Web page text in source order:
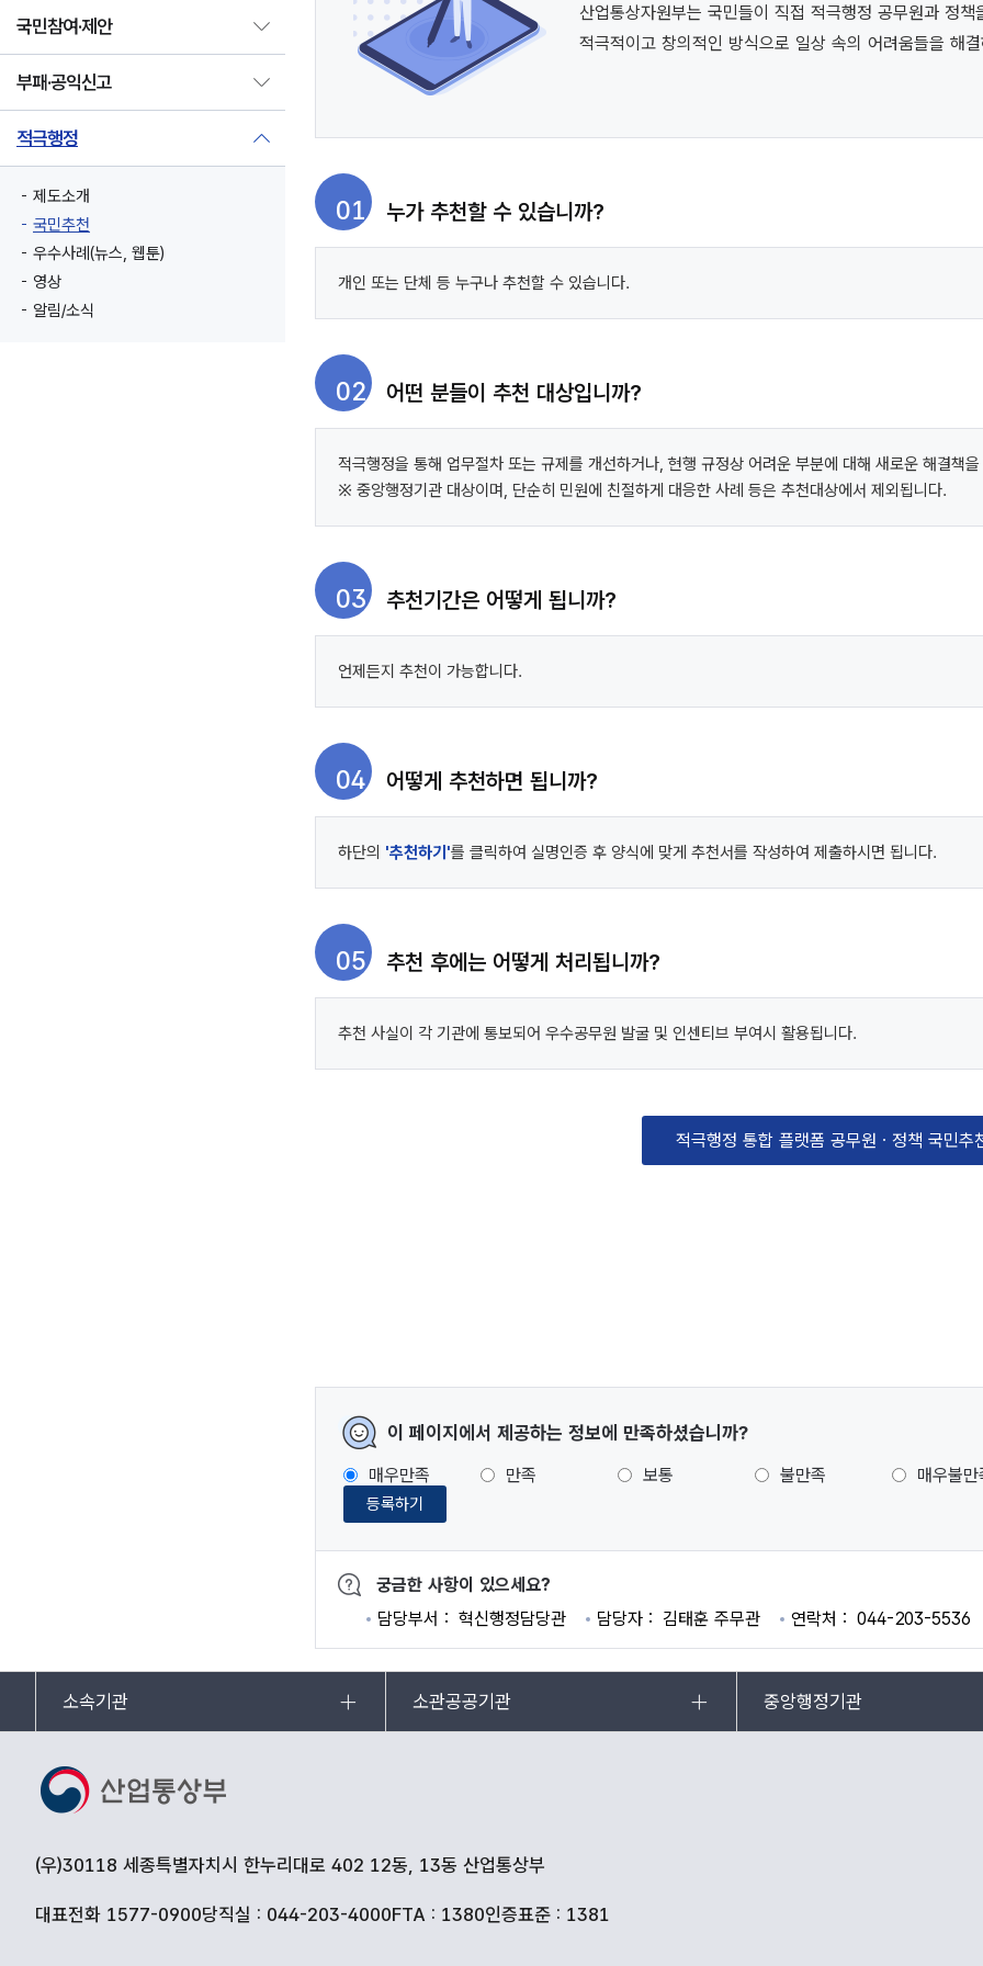
국민참여·제안
부패·공익신고
적극행정
제도소개
국민추천
우수사례(뉴스, 웹툰)
영상
알림/소식
산업통상자원부는 국민들이 직접 적극행정 공무원과 정
적극적이고 창의적인 방식으로 일상 속의 어려움들을 해
01 누가 추천할 수 있습니까?
개인 또는 단체 등 누구나 추천할 수 있습니다.
02 어떤 분들이 추천 대상입니까?
적극행정을 통해 업무절차 또는 규제를 개선하거나, 현행 규정상 어려운 부분에 대해 새로운 해결책
※ 중앙행정기관 대상이며, 단순히 민원에 친절하게 대응한 사례 등은 추천대상에서 제외됩니다.
03 추천기간은 어떻게 됩니까?
언제든지 추천이 가능합니다.
04 어떻게 추천하면 됩니까?
하단의 '추천하기'를 클릭하여 실명인증 후 양식에 맞게 추천서를 작성하여 제출하시면 됩니다.
05 추천 후에는 어떻게 처리됩니까?
추천 사실이 각 기관에 통보되어 우수공무원 발굴 및 인센티브 부여시 활용됩니다.
적극행정 통합 플랫폼 공무원ㆍ정책 국민추
이 페이지에서 제공하는 정보에 만족하셨습니까?
매우만족 만족 보통 불만족 매우불만
등록하기
궁금한 사항이 있으세요?
담당부서
혁신행정담당관 담당자 김태훈 주무관 연락처 044-203-5536
소속기관 소관공공기관 중앙행정기관
(우)30118 세종특별자치시 한누리대로 402 12동, 13동 산업통상부
대표전화 1577-0900당직실 : 044-203-4000FTA : 1380인증표준 : 1381